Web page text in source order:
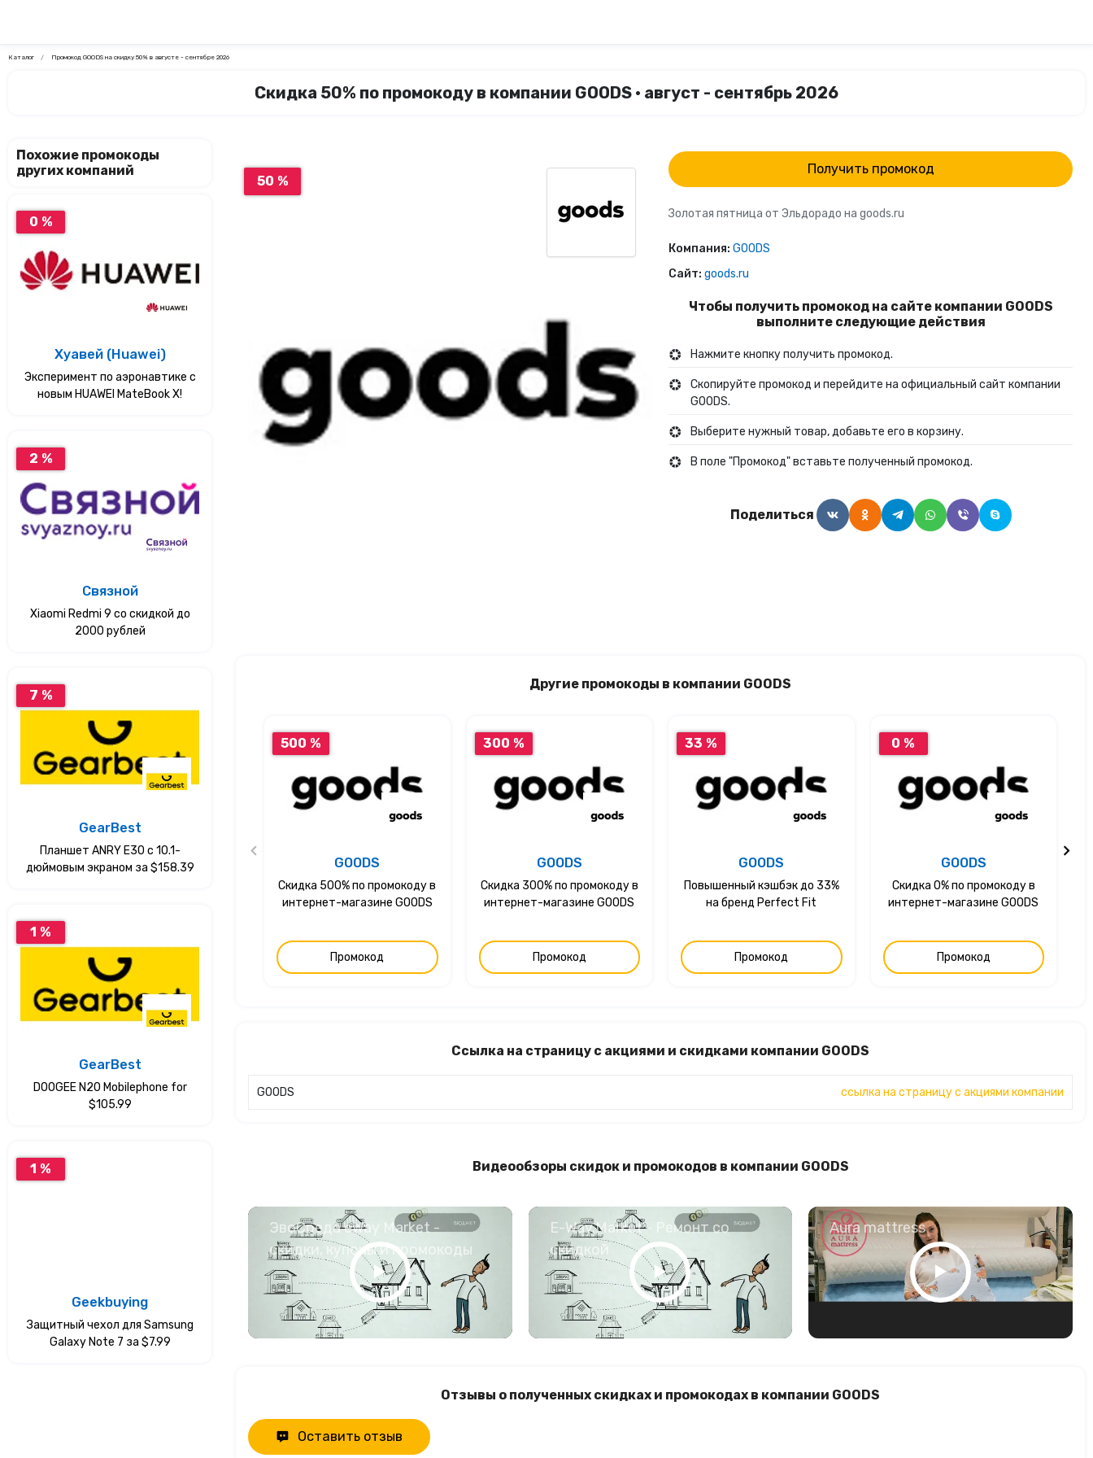
Каталог Промокод GOODS на скидку 50% в августе - сентябре 2026
Скидка 50% по промокоду в компании GOODS • август - сентябрь 2026
50 %
Получить промокод
Золотая пятница от Эльдорадо на goods.ru
Компания: GOODS
Сайт: goods.ru
Чтобы получить промокод на сайте компании GOODS
выполните следующие действия
Нажмите кнопку получить промокод.
Скопируйте промокод и перейдите на официальный сайт компании
GOODS.
Выберите нужный товар, добавьте его в корзину.
В поле "Промокод" вставьте полученный промокод.
Поделиться
Другие промокоды в компании GOODS
500 %
GOODS
Скидка 500% по промокоду в
интернет-магазине GOODS
Промокод
300 %
GOODS
Скидка 300% по промокоду в
интернет-магазине GOODS
Промокод
33 %
GOODS
Повышенный кэшбэк до 33%
на бренд Perfect Fit
Промокод
0 %
GOODS
Скидка 0% по промокоду в
интернет-магазине GOODS
Промокод
Ссылка на страницу с акциями и скидками компании GOODS
GOODS ссылка на страницу с акциями компании
Видеообзоры скидок и промокодов в компании GOODS
ЭвоСреда eWay Market -
скидки, купоны и промокоды
E-Way.Market - Ремонт со
скидкой
Aura mattress
Отзывы о полученных скидках и промокодах в компании GOODS
Оставить отзыв
Похожие промокоды
других компаний
0 %
Хуавей (Huawei)
Эксперимент по аэронавтике с
новым HUAWEI MateBook X!
2 %
Связной
Xiaomi Redmi 9 со скидкой до
2000 рублей
7 %
GearBest
Планшет ANRY E30 с 10.1-
дюймовым экраном за $158.39
1 %
GearBest
DOOGEE N20 Mobilephone for
$105.99
1 %
Geekbuying
Защитный чехол для Samsung
Galaxy Note 7 за $7.99